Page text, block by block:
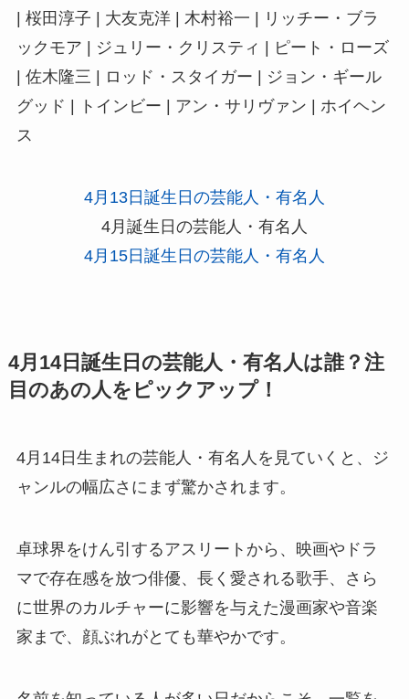
| 桜田淳子 | 大友克洋 | 木村裕一 | リッチー・ブラ
ックモア | ジュリー・クリスティ | ピート・ローズ
| 佐木隆三 | ロッド・スタイガー | ジョン・ギール
グッド | トインビー | アン・サリヴァン | ホイヘン
ス
4月13日誕生日の芸能人・有名人
4月誕生日の芸能人・有名人
4月15日誕生日の芸能人・有名人
4月14日誕生日の芸能人・有名人は誰？注
目のあの人をピックアップ！
4月14日生まれの芸能人・有名人を見ていくと、ジ
ャンルの幅広さにまず驚かされます。
卓球界をけん引するアスリートから、映画やドラ
マで存在感を放つ俳優、長く愛される歌手、さら
に世界のカルチャーに影響を与えた漫画家や音楽
家まで、顔ぶれがとても華やかです。